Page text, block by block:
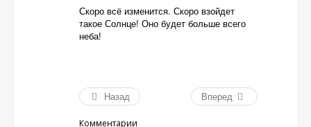
Скоро всё изменится. Скоро взойдет
такое Солнце! Оно будет больше всего
неба!
Назад Вперед
Комментарии